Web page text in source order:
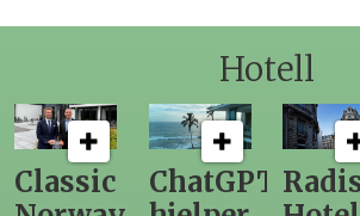
Hotell
ChatGPT
Radisson